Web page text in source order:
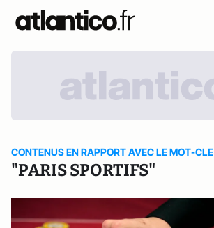
CONTENUS EN RAPPORT AVEC LE MOT-CLE
"PARIS SPORTIFS"